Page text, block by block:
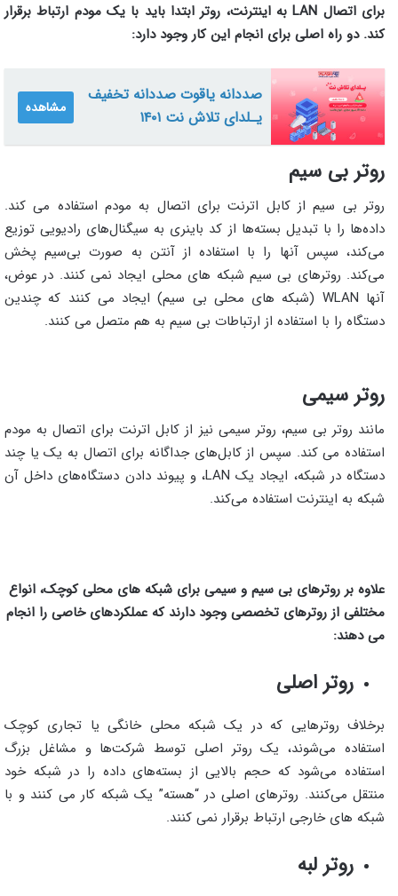
برای اتصال LAN به اینترنت، روتر ابتدا باید با یک مودم ارتباط برقرار
کند. دو راه اصلی برای انجام این کار وجود دارد:
صددانه یاقوت صددانه تخفیف
یـلدای تلاش نت ۱۴۰۱
مشاهده
روتر بی سیم
روتر بی سیم از کابل اترنت برای اتصال به مودم استفاده می کند.
داده‌ها را با تبدیل بسته‌ها از کد باینری به سیگنال‌های رادیویی توزیع
می‌کند، سپس آنها را با استفاده از آنتن به صورت بی‌سیم پخش
می‌کند. روترهای بی سیم شبکه های محلی ایجاد نمی کنند. در عوض،
آنها WLAN (شبکه های محلی بی سیم) ایجاد می کنند که چندین
دستگاه را با استفاده از ارتباطات بی سیم به هم متصل می کنند.
روتر سیمی
مانند روتر بی سیم، روتر سیمی نیز از کابل اترنت برای اتصال به مودم
استفاده می کند. سپس از کابل‌های جداگانه برای اتصال به یک یا چند
دستگاه در شبکه، ایجاد یک LAN، و پیوند دادن دستگاه‌های داخل آن
شبکه به اینترنت استفاده می‌کند.
علاوه بر روترهای بی سیم و سیمی برای شبکه های محلی کوچک، انواع
مختلفی از روترهای تخصصی وجود دارند که عملکردهای خاصی را انجام
می دهند:
روتر اصلی
برخلاف روترهایی که در یک شبکه محلی خانگی یا تجاری کوچک
استفاده می‌شوند، یک روتر اصلی توسط شرکت‌ها و مشاغل بزرگ
استفاده می‌شود که حجم بالایی از بسته‌های داده را در شبکه خود
منتقل می‌کنند. روترهای اصلی در “هسته” یک شبکه کار می کنند و با
شبکه های خارجی ارتباط برقرار نمی کنند.
روتر لبه